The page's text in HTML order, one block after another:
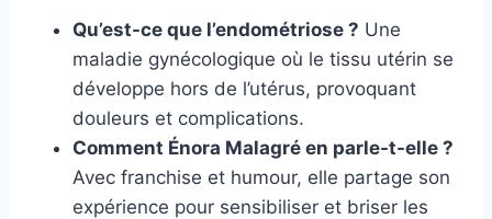
Qu’est-ce que l’endométriose ? Une
maladie gynécologique où le tissu utérin se
développe hors de l’utérus, provoquant
douleurs et complications.
Comment Énora Malagré en parle-t-elle ?
Avec franchise et humour, elle partage son
expérience pour sensibiliser et briser les